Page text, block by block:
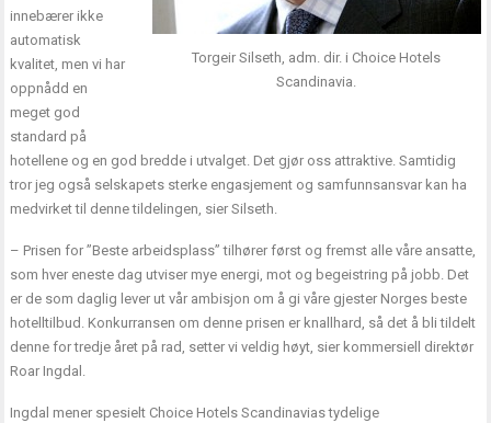
Torgeir Silseth, adm. dir. i Choice Hotels
Scandinavia.
innebærer ikke
automatisk
kvalitet, men vi har
oppnådd en
meget god
standard på
hotellene og en god bredde i utvalget. Det gjør oss attraktive. Samtidig
tror jeg også selskapets sterke engasjement og samfunnsansvar kan ha
medvirket til denne tildelingen, sier Silseth.
– Prisen for ”Beste arbeidsplass” tilhører først og fremst alle våre ansatte,
som hver eneste dag utviser mye energi, mot og begeistring på jobb. Det
er de som daglig lever ut vår ambisjon om å gi våre gjester Norges beste
hotelltilbud. Konkurransen om denne prisen er knallhard, så det å bli tildelt
denne for tredje året på rad, setter vi veldig høyt, sier kommersiell direktør
Roar Ingdal.
Ingdal mener spesielt Choice Hotels Scandinavias tydelige